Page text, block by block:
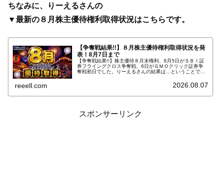
ちなみに、りーえるさんの
▼最新の８月株主優待権利取得状況はこちらです。
【争奪戦結果!!】８月株主優待権利取得状況を発
表！8月7日まで
【争奪戦結果!!】株主優待８月末権利、8月5日がＳＢＩ証
券フライングクロス争奪戦、6日がＧＭＯクリック証券争
奪戦初日でした。りーえるさんの結果は…ということで、
含む）を報告します。最新の取得状況はこちらです…
reeell.com 2026.08.07
スポンサーリンク